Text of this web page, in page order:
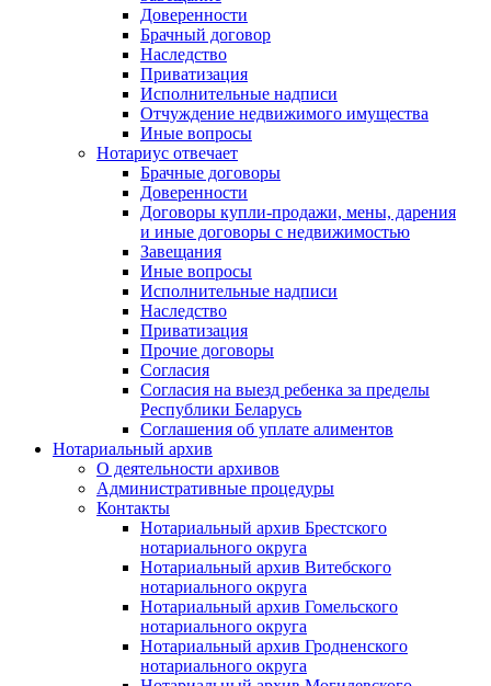
Доверенности
Брачный договор
Наследство
Приватизация
Исполнительные надписи
Отчуждение недвижимого имущества
Иные вопросы
Нотариус отвечает
Брачные договоры
Доверенности
Договоры купли-продажи, мены, дарения
и иные договоры с недвижимостью
Завещания
Иные вопросы
Исполнительные надписи
Наследство
Приватизация
Прочие договоры
Согласия
Согласия на выезд ребенка за пределы
Республики Беларусь
Соглашения об уплате алиментов
Нотариальный архив
О деятельности архивов
Административные процедуры
Контакты
Нотариальный архив Брестского
нотариального округа
Нотариальный архив Витебского
нотариального округа
Нотариальный архив Гомельского
нотариального округа
Нотариальный архив Гродненского
нотариального округа